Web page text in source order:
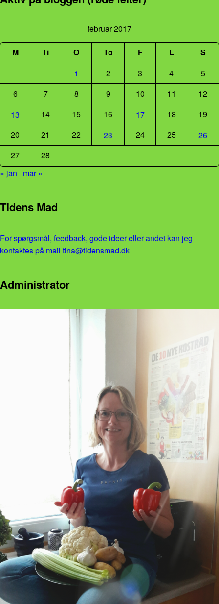
februar 2017
M Ti O To F L
S
1
2 3 4
5
6
7 8 9 10 11
12
13
14 15 16 17 18
19
20
21 22 23 24 25
26
27
28
« jan
mar »
Tidens Mad
For spørgsmål, feedback, gode ideer eller andet kan jeg
kontaktes på mail tina@tidensmad.dk
Administrator